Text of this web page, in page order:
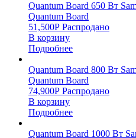
Quantum Board 650 Вт
Quantum Board
51,500Р Распродано
В корзину
Подробнее
Quantum Board 800 Вт
Quantum Board
74,900Р Распродано
В корзину
Подробнее
Quantum Board 1000 Вт